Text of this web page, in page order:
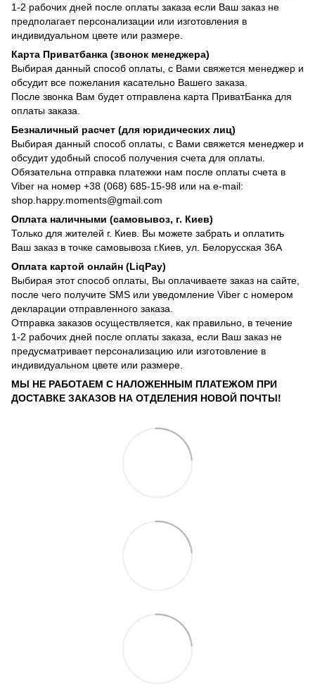
1-2 рабочих дней после оплаты заказа если Ваш заказ не
предполагает персонализации или изготовления в
индивидуальном цвете или размере.
Карта Приватбанка (звонок менеджера)
Выбирая данный способ оплаты, с Вами свяжется менеджер и
обсудит все пожелания касательно Вашего заказа.
После звонка Вам будет отправлена карта ПриватБанка для
оплаты заказа.
Безналичный расчет (для юридических лиц)
Выбирая данный способ оплаты, с Вами свяжется менеджер и
обсудит удобный способ получения счета для оплаты.
Обязательна отправка платежки нам после оплаты счета в
Viber на номер +38 (068) 685-15-98 или на e-mail:
shop.happy.moments@gmail.com
Оплата наличными (самовывоз, г. Киев)
Только для жителей г. Киев. Вы можете забрать и оплатить
Ваш заказ в точке самовывоза г.Киев, ул. Белорусская 36А
Оплата картой онлайн (LiqPay)
Выбирая этот способ оплаты, Вы оплачиваете заказ на сайте,
после чего получите SMS или уведомление Viber с номером
декларации отправленного заказа.
Отправка заказов осуществляется, как правильно, в течение
1-2 рабочих дней после оплаты заказа, если Ваш заказ не
предусматривает персонализацию или изготовление в
индивидуальном цвете или размере.
МЫ НЕ РАБОТАЕМ С НАЛОЖЕННЫМ ПЛАТЕЖОМ ПРИ
ДОСТАВКЕ ЗАКАЗОВ НА ОТДЕЛЕНИЯ НОВОЙ ПОЧТЫ!